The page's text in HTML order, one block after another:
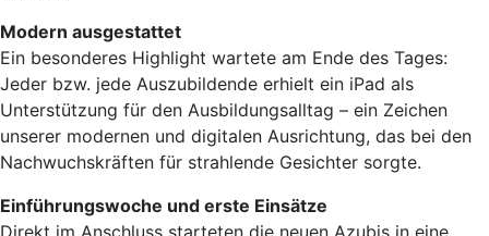
Modern ausgestattet
Ein besonderes Highlight wartete am Ende des Tages:
Jeder bzw. jede Auszubildende erhielt ein iPad als
Unterstützung für den Ausbildungsalltag – ein Zeichen
unserer modernen und digitalen Ausrichtung, das bei den
Nachwuchskräften für strahlende Gesichter sorgte.
Einführungswoche und erste Einsätze
Direkt im Anschluss starteten die neuen Azubis in eine